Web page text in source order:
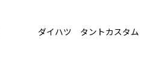
ダイハツ タントカスタム